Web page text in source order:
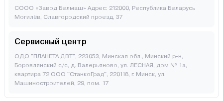
СООО «Завод Белмаш» Адрес: 212000, Республика Беларусь
Могилёв, Славгородский проезд, 37
Сервисный центр
ОДО "ПЛАНЕТА ДВТ", 223053, Минская обл., Минский р-н,
Боровлянский с/с, д. Валерьяново, ул. ЛЕСНАЯ, дом № 1а,
квартира 72 ООО "СтанкоГрад", 220118, г. Минск, ул.
Машиностроителей, 29, пом. 17